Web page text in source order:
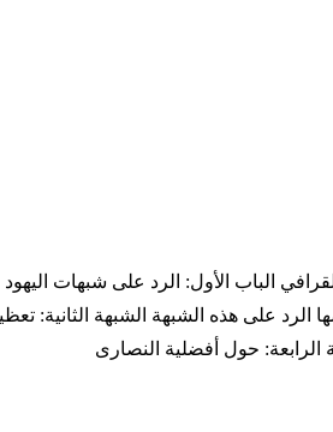
الباب الأول: الرد على شبهات
على هذه الشبهة الشبهة الثانية:
الرابعة: حول أفضلية النصارى